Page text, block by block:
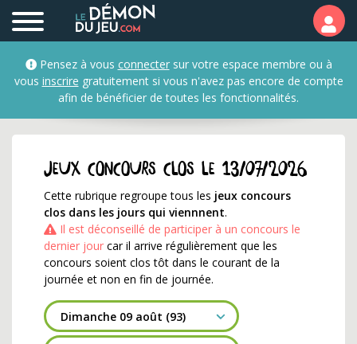
Jeux concours qui se
Pensez à vous connectersur votre espace membre ou à
vous inscrire gratuitement si vous n'avez pas encore de compte
afin de bénéficier de toutes les fonctionnalités.
Jeux concours clos le 13/07/2026
Cette rubrique regroupe tous les jeux concours
clos dans les jours qui viennnent.
Il est déconseillé de participer à un concours le
dernier jour car il arrive régulièrement que les
concours soient clos tôt dans le courant de la
journée et non en fin de journée.